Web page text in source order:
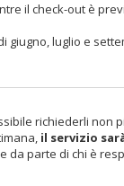
il check-out è
luglio e
richiederli non
il servizio
da parte di chi è